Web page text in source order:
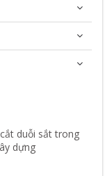
duỗi sắt trong
dựng